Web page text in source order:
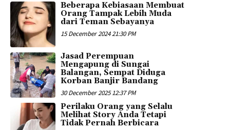
Beberapa Kebiasaan Membuat
Orang Tampak Lebih Muda
dari Teman Sebayanya
15 December 2024 21:30 PM
Jasad Perempuan
Mengapung di Sungai
Balangan, Sempat Diduga
Korban Banjir Bandang
30 December 2025 12:37 PM
Perilaku Orang yang Selalu
Melihat Story Anda Tetapi
Tidak Pernah Berbicara